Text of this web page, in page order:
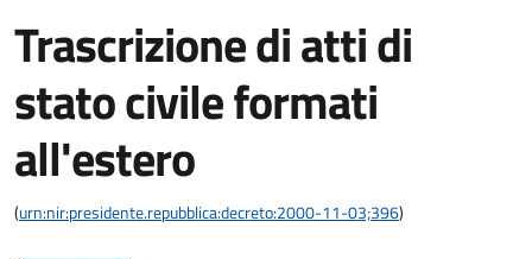
Trascrizione di atti di
stato civile formati
all'estero
(urn:nir:presidente.repubblica:decreto:2000-11-03;396)